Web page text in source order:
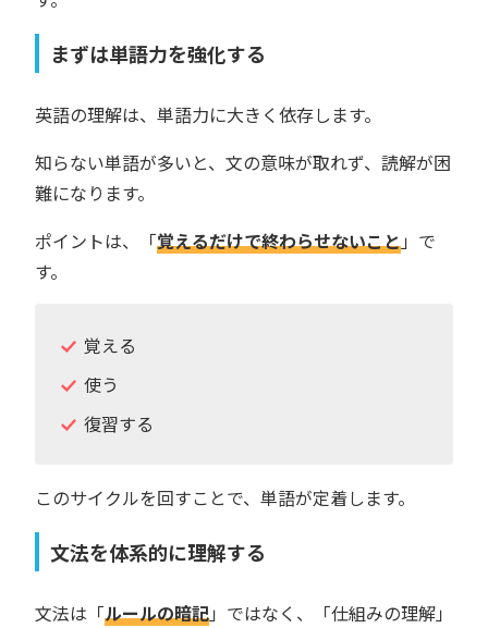
まずは単語力を強化する
英語の理解は、単語力に大きく依存します。
知らない単語が多いと、文の意味が取れず、読解が困
難になります。
ポイントは、「覚えるだけで終わらせないこと」で
す。
覚える
使う
復習する
このサイクルを回すことで、単語が定着します。
文法を体系的に理解する
文法は「ルールの暗記」ではなく、「仕組みの理解」